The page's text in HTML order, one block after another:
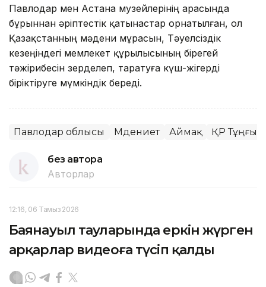
Павлодар мен Астана музейлерінің арасында
бұрыннан әріптестік қатынастар орнатылған, ол
Қазақстанның мәдени мұрасын, Тәуелсіздік
кезеңіндегі мемлекет құрылысының бірегей
тәжірибесін зерделеп, таратуға күш-жігерді
біріктіруге мүмкіндік береді.
Павлодар облысы Мәдениет Аймақ ҚР Тұңғыш
без автора
Авторлар
12:16, 06 Тамыз 2026
Баянауыл тауларында еркін жүрген
арқарлар видеоға түсіп қалды